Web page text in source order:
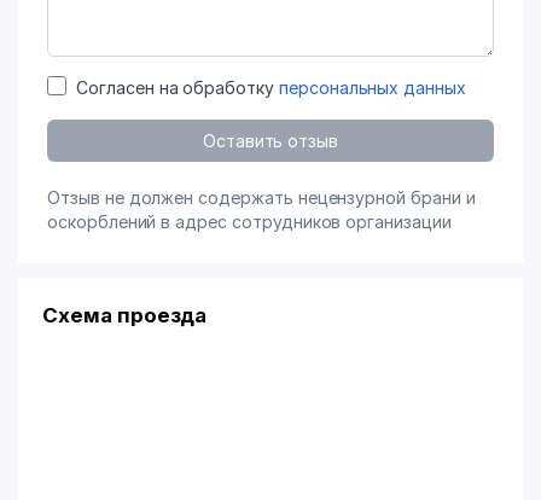
Согласен на обработку персональных данных
Оставить отзыв
Отзыв не должен содержать нецензурной брани и
оскорблений в адрес сотрудников организации
Схема проезда